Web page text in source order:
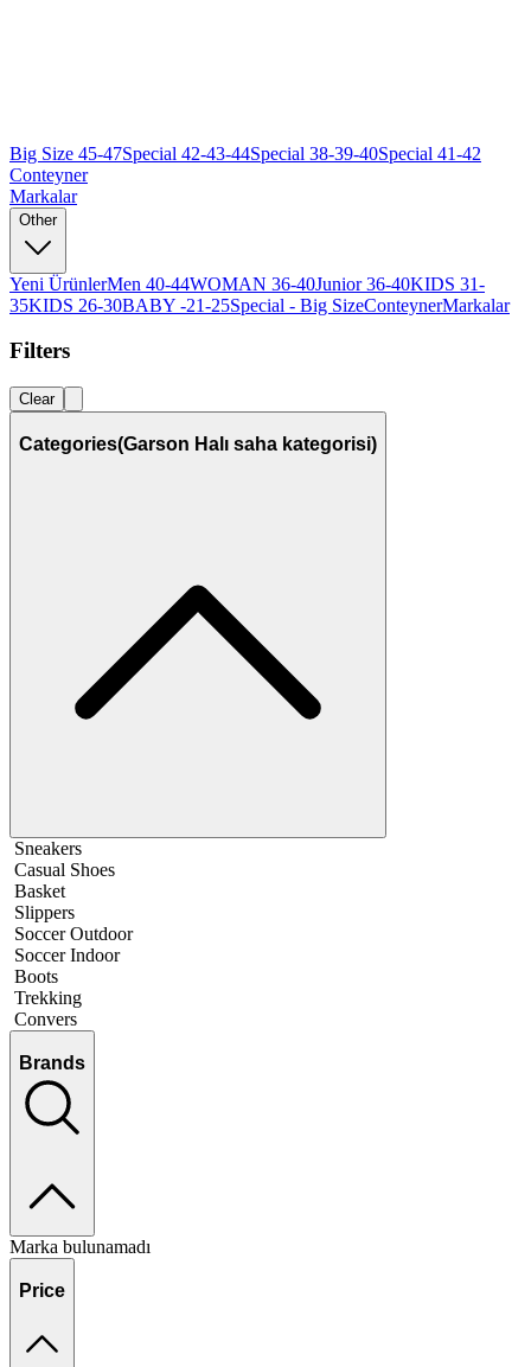
Big Size 45-47Special 42-43-44Special 38-39-40Special 41-42
Conteyner
Markalar
Other
Yeni ÜrünlerMen 40-44WOMAN 36-40Junior 36-40KIDS 31-
35KIDS 26-30BABY -21-25Special - Big SizeConteynerMarkalar
Filters
Clear
Categories(Garson Halı saha kategorisi)
Sneakers
Casual Shoes
Basket
Slippers
Soccer Outdoor
Soccer Indoor
Boots
Trekking
Convers
Brands
Marka bulunamadı
Price